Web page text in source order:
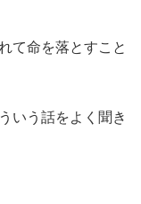
て命を落とすこと
いう話をよく聞き